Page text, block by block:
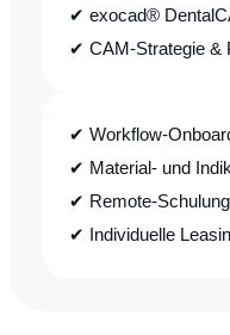
✔ exocad®
✔ CAM-Strategie &
✔ Workflow-
✔ Material- und
✔ Remote-
✔ Individuelle